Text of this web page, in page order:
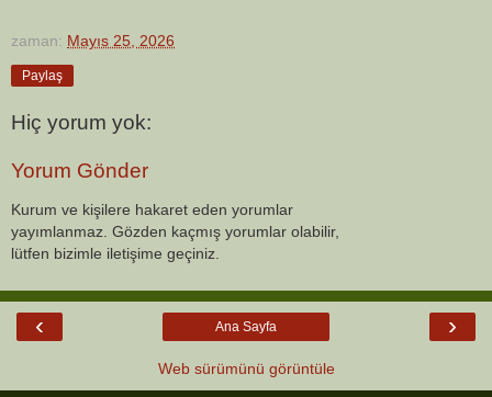
zaman: Mayıs 25, 2026
Paylaş
Hiç yorum yok:
Yorum Gönder
Kurum ve kişilere hakaret eden yorumlar
yayımlanmaz. Gözden kaçmış yorumlar olabilir,
lütfen bizimle iletişime geçiniz.
‹ ›
Ana Sayfa
Web sürümünü görüntüle